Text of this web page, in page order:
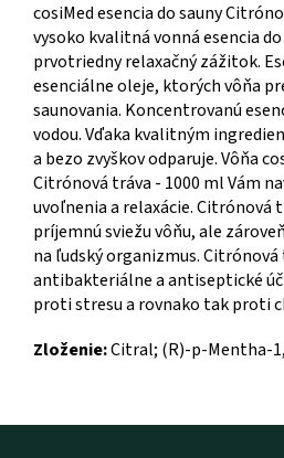
cosiMed esencia do sauny
vysoko kvalitná vonná esencia
prvotriedny relaxačný zážitok.
esenciálne oleje, ktorých vôňa
saunovania. Koncentrovanú
vodou. Vďaka kvalitným
a bezo zvyškov odparuje. Vôňa
Citrónová tráva - 1000 ml Vám
uvoľnenia a relaxácie. Citrónová
príjemnú sviežu vôňu, ale
na ľudský organizmus. Citrónová
antibakteriálne a antiseptické
proti stresu a rovnako tak proti
Zloženie:Citral; (R)-p-Mentha-